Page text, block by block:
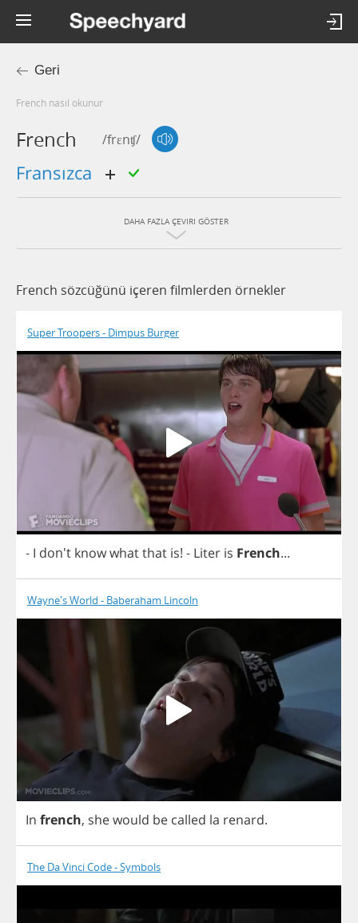
Geri
french nasıl okunur
French /frɛnʧ/
fransızca
DAHA FAZLA ÇEVIRI GÖSTER
French sözcüğünü içeren filmlerden örnekler
Super Troopers - Dimpus Burger
- I don't knowwhatthat is! - Liter is French...
Wayne's World - Baberaham Lincoln
In french, shewould be called la renard.
The Da Vinci Code - Symbols